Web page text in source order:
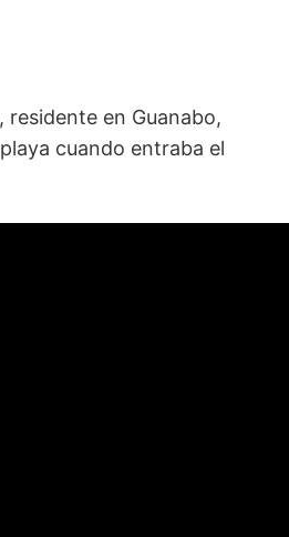
residente en Guanabo,
cuando entraba el